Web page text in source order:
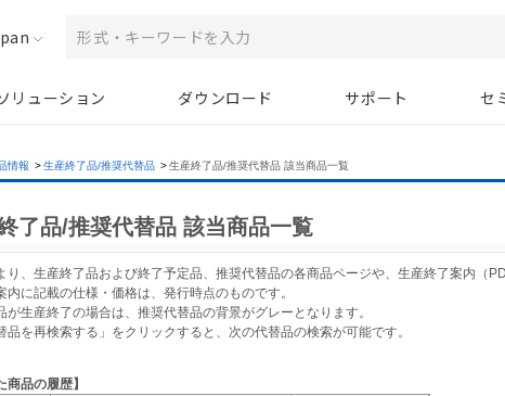
リューション ダウンロード サポート セ
情報 >生産終了品/推奨代替品 >生産終了品/推奨代替品 該当商品一覧
了品/推奨代替品 該当商品一覧
り、生産終了品および終了予定品、推奨代替品の各商品ページや、生産終了案内（
内に記載の仕様・価格は、発行時点のものです。
が生産終了の場合は、推奨代替品の背景がグレーとなります。
品を再検索する」をクリックすると、次の代替品の検索が可能です。
商品の履歴】